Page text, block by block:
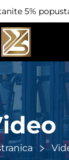
5%